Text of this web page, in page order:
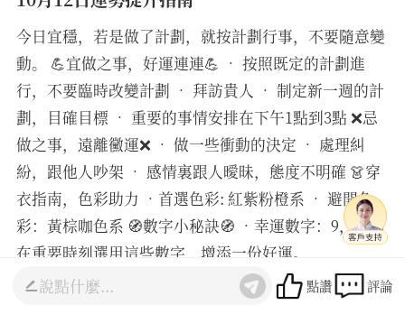
今日宜穩，若是做了計劃，就按計劃行事，不要隨意變
動。 💪宜做之事，好運連連💪 • 按照既定的計劃進
行，不要臨時改變計劃 • 拜訪貴人 • 制定新一週的計
劃，目確目標 • 重要的事情安排在下午1點到3點 ❌忌
做之事，遠離黴運❌ • 做一些衝動的決定 • 處理糾
紛，跟他人吵架 • 感情裏跟人曖昧，態度不明確 👗穿
衣指南，色彩助力 •首選色彩: 紅紫粉橙系 • 避開色
彩：黃棕咖色系 🧭數字小秘訣🧭 •幸運數字：9，不妨
在重要時刻選用這些數字，增添一份好運。
________________________________________ 我是
珊珊老師，有9年的占卜師經驗，精通塔羅占卜和生命
點讚 評論